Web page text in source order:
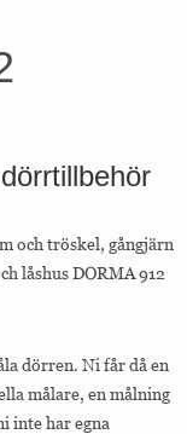
och tröskel, gångjärn
låshus DORMA 912
dörren. Ni får då en
målare, en målning
inte har egna